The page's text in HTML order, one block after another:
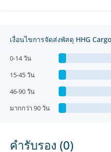
เงื่อนไขการจัดส่งพัสดุ HHG
0-14 วัน
15-45 วัน
46-90 วัน
มากกว่า 90 วัน
คำรับรอง (0)